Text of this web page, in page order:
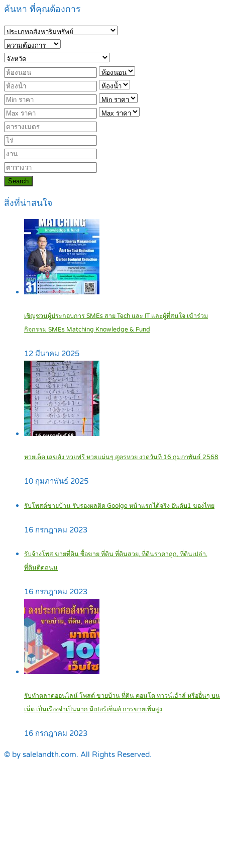
ค้นหา ที่คุณต้องการ
Search
สิ่งที่น่าสนใจ
เชิญชวนผู้ประกอบการ SMEs สาย Tech และ IT และผู้ที่สนใจ เข้าร่วม
กิจกรรม SMEs Matching Knowledge & Fund
12 มีนาคม 2025
หวยเด็ด เลขดัง หวยฟรี หวยแม่นๆ สูตรหวย งวดวันที่ 16 กุมภาพันธ์ 2568
10 กุมภาพันธ์ 2025
รับโพสต์ขายบ้าน รับรองผลติด Goolge หน้าแรกได้จริง อันดับ1 ของไทย
16 กรกฎาคม 2023
รับจ้างโพส ขายที่ดิน ซื้อขาย ที่ดิน ที่ดินสวย, ที่ดินราคาถูก, ที่ดินเปล่า,
ที่ดินติดถนน
16 กรกฎาคม 2023
รับทำตลาดออนไลน์ โพสต์ ขายบ้าน ที่ดิน คอนโด ทาวน์เฮ้าส์ หรืออื่นๆ บน
เน็ต เป็นเรื่องจำเป็นมาก มีเปอร์เซ็นต์ การขายเพิ่มสูง
16 กรกฎาคม 2023
© by salelandth.com. All Rights Reserved.